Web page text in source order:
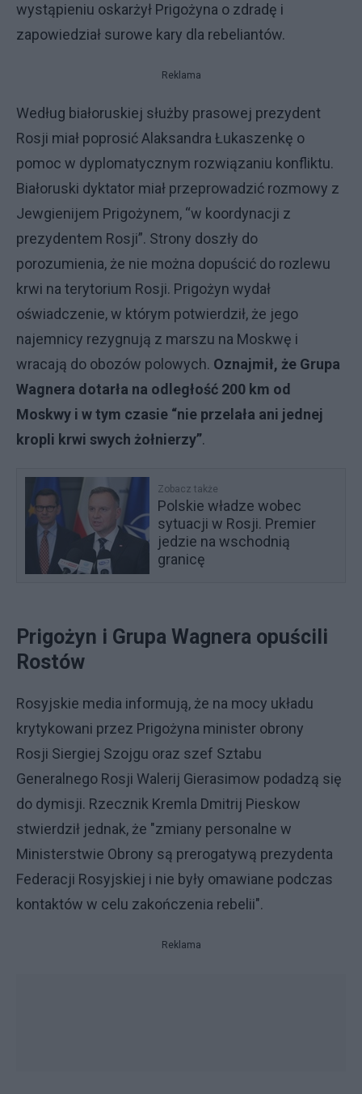
wystąpieniu oskarżył Prigożyna o zdradę i
zapowiedział surowe kary dla rebeliantów.
Reklama
Według białoruskiej służby prasowej prezydent
Rosji miał poprosić Alaksandra Łukaszenkę o
pomoc w dyplomatycznym rozwiązaniu konfliktu.
Białoruski dyktator miał przeprowadzić rozmowy z
Jewgienijem Prigożynem, “w koordynacji z
prezydentem Rosji”. Strony doszły do
porozumienia, że nie można dopuścić do rozlewu
krwi na terytorium Rosji. Prigożyn wydał
oświadczenie, w którym potwierdził, że jego
najemnicy rezygnują z marszu na Moskwę i
wracają do obozów polowych. Oznajmił, że Grupa
Wagnera dotarła na odległość 200 km od
Moskwy i w tym czasie “nie przelała ani jednej
kropli krwi swych żołnierzy”.
Zobacz także
Polskie władze wobec
sytuacji w Rosji. Premier
jedzie na wschodnią
granicę
Prigożyn i Grupa Wagnera opuścili
Rostów
Rosyjskie media informują, że na mocy układu
krytykowani przez Prigożyna minister obrony
Rosji Siergiej Szojgu oraz szef Sztabu
Generalnego Rosji Walerij Gierasimow podadzą się
do dymisji. Rzecznik Kremla Dmitrij Pieskow
stwierdził jednak, że "zmiany personalne w
Ministerstwie Obrony są prerogatywą prezydenta
Federacji Rosyjskiej i nie były omawiane podczas
kontaktów w celu zakończenia rebelii".
Reklama